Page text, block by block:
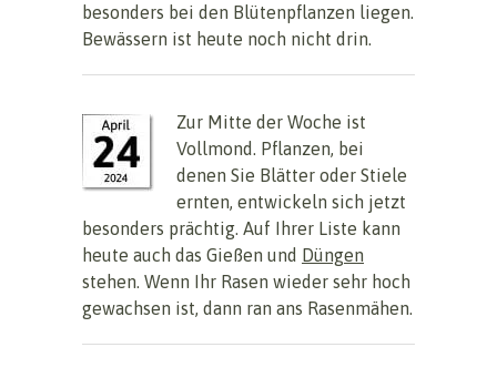
besonders bei den Blütenpflanzen liegen.
Bewässern ist heute noch nicht drin.
Zur Mitte der Woche ist
Vollmond. Pflanzen, bei
denen Sie Blätter oder Stiele
ernten, entwickeln sich jetzt
besonders prächtig. Auf Ihrer Liste kann
heute auch das Gießen und Düngen
stehen. Wenn Ihr Rasen wieder sehr hoch
gewachsen ist, dann ran ans Rasenmähen.